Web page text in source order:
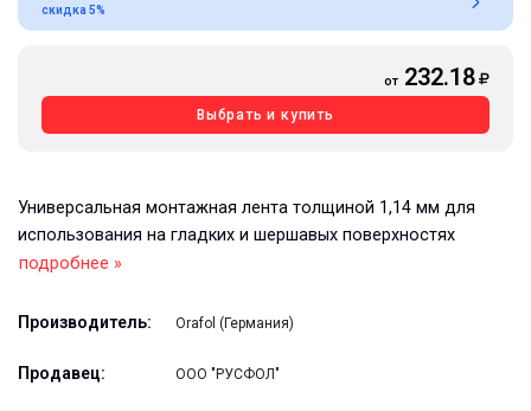
скидка 5%
от 232.18
Выбрать и купить
Универсальная монтажная лента толщиной 1,14 мм для
использования на гладких и шершавых поверхностях
подробнее »
Производитель: Orafol (Германия)
Продавец: ООО "РУСФОЛ"